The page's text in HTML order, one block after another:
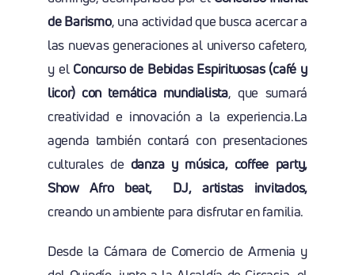
de Barismo, una actividad que busca acercar a
las nuevas generaciones al universo cafetero,
y el Concurso de Bebidas Espirituosas (café y
licor) con temática mundialista, que sumará
creatividad e innovación a la experiencia.La
agenda también contará con presentaciones
culturales de danza y música, coffee party,
Show Afro beat, DJ, artistas invitados,
creando un ambiente para disfrutar en familia.
Desde la Cámara de Comercio de Armenia y